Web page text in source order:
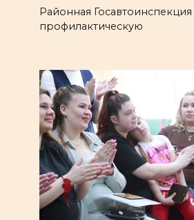
Районная Госавтоинспекция
профилактическую